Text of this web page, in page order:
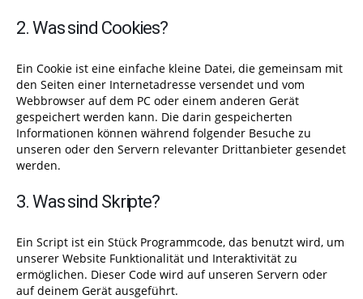
2. Was sind Cookies?
Ein Cookie ist eine einfache kleine Datei, die gemeinsam mit
den Seiten einer Internetadresse versendet und vom
Webbrowser auf dem PC oder einem anderen Gerät
gespeichert werden kann. Die darin gespeicherten
Informationen können während folgender Besuche zu
unseren oder den Servern relevanter Drittanbieter gesendet
werden.
3. Was sind Skripte?
Ein Script ist ein Stück Programmcode, das benutzt wird, um
unserer Website Funktionalität und Interaktivität zu
ermöglichen. Dieser Code wird auf unseren Servern oder
auf deinem Gerät ausgeführt.